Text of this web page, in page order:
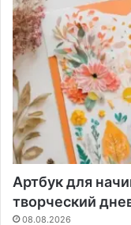
Артбук для
творческий
08.08.2026